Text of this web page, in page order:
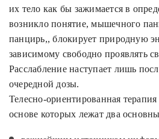
их тело как бы зажимается в
возникло понятие, мышечного
панцирь,, блокирует природную
зависимому свободно проявлять
Расслабление наступает лишь
очередной дозы.
Телесно-ориентированная
основе которых лежат два